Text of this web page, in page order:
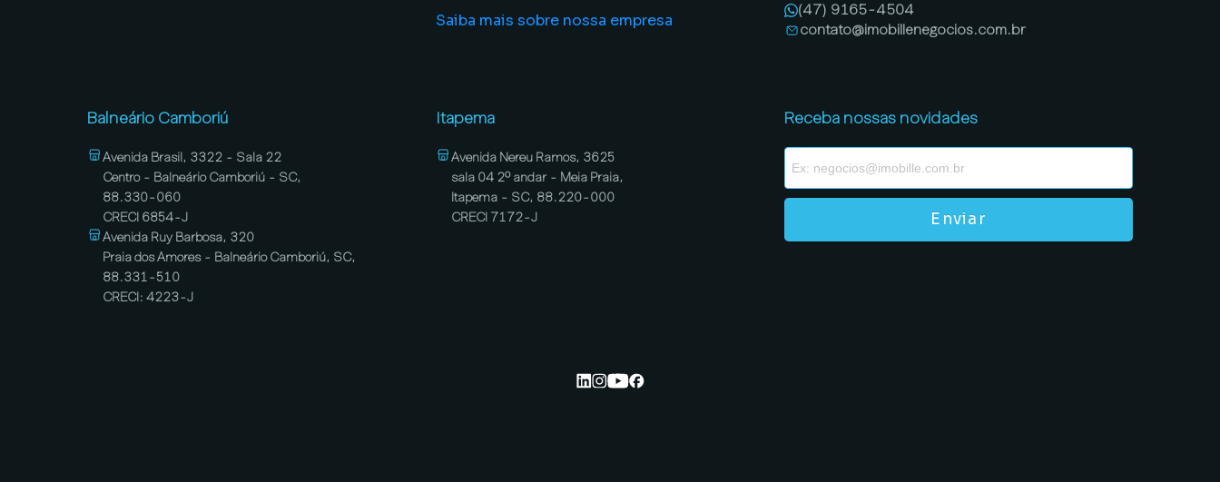
Saiba mais sobre nossa empresa
(47) 9165-4504
contato@imobillenegocios.com.br
Balneário Camboriú
Avenida Brasil, 3322 - Sala 22
Centro - Balneário Camboriú - SC,
88.330-060
CRECI 6854-J
Avenida Ruy Barbosa, 320
Praia dos Amores - Balneário Camboriú, SC,
88.331-510
CRECI: 4223-J
Itapema
Avenida Nereu Ramos, 3625
sala 04 2º andar - Meia Praia,
Itapema - SC, 88.220-000
CRECI 7172-J
Receba nossas novidades
Enviar